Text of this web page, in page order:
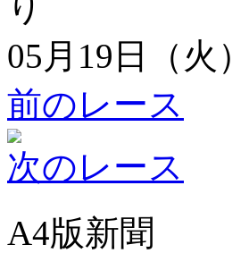
05月19日（火
前のレース
次のレース
A4版新聞